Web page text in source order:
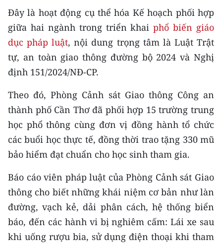
TRI THỨC CHUYÊN SÂU
54 DÂN TỘC VIỆT NAM
CHƯƠNG TRÌNH OCOP - MỖI XÃ
MỘT SẢN PHẨM
RADIO
MEDIA CENTER
E-Magazine
Media Chính trị
Media Kinh tế
Media Văn hóa
Đây là hoạt động cụ thể hóa Kế hoạch phối hợp
giữa hai ngành trong triển khaiphổ biến giáo
dục pháp luật, nội dung trọng tâm là Luật Trật
tự, an toàn giao thông đường bộ 2024 và Nghị
định 151/2024/NĐ-CP.
Theo đó, Phòng Cảnh sát Giao thông Công an
thành phố Cần Thơ đã phối hợp 15 trường trung
học phổ thông cùng đơn vị đồng hành tổ chức
các buổi học thực tế, đồng thời trao tặng 330 mũ
bảo hiểm đạt chuẩn cho học sinh tham gia.
Báo cáo viên pháp luật của Phòng Cảnh sát Giao
thông cho biết những khái niệm cơ bản như làn
đường, vạch kẻ, dải phân cách, hệ thống biển
báo, đến các hành vi bị nghiêm cấm: Lái xe sau
khi uống rượu bia, sử dụng điện thoại khi tham